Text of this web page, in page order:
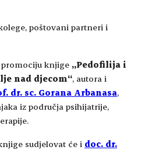
poštovani partneri i
promociju knjige „Pedofilija i
nad djecom“, autora i
dr. sc. Gorana Arbanasa,
iz područja psihijatrije,
sudjelovat će i doc. dr.